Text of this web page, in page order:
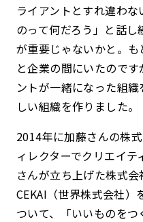
ライアントとすれ違わ
のって何だろう」と話
が重要じゃないかと。
と企業の間にいたので
ントが一緒になった組
しい組織を作りました。
2014年に加藤さんの株
ィレクターでクリエイ
さんが立ち上げた株式会
CEKAI（世界株式会社）
ついて、「いいものを